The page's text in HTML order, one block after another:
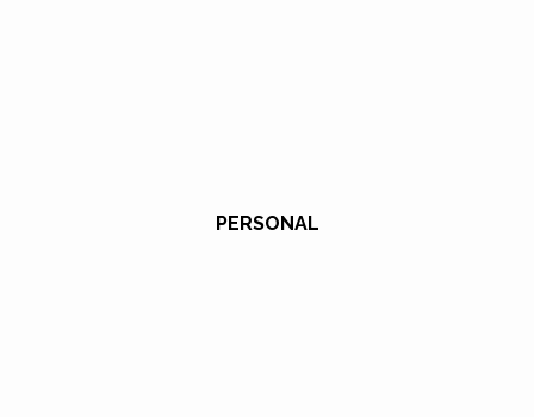
PERSONAL